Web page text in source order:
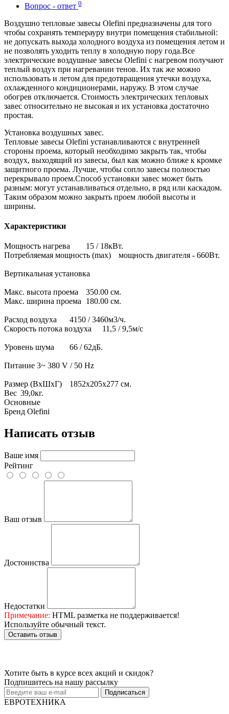
Вопрос - ответ 0
Воздушно тепловые завесы Olefini предназначены для того
чтобы сохранять темперауру внутри помещения стабильной:
не допускать выхода холодного воздуха из помещения летом и
не позволять уходить теплу в холодную пору года.Все
электрические воздушные завесы Olefini с нагревом получают
теплый воздух при нагревании тенов. Их так же можно
использовать и летом для предотвращения утечки воздуха,
охлажденного кондиционерами, наружу. В этом случае
обогрев отключается. Стоимость электрических тепловых
завес относительно не высокая и их установка достаточно
простая.
Установка воздушных завес.
Тепловые завесы Olefini устанавливаются с внутренней
стороны проема, который необходимо закрыть так, чтобы
воздух, выходящий из завесы, был как можно ближе к кромке
защитного проема. Лучше, чтобы сопло завесы полностью
перекрывало проем.Способ установки завес может быть
разным: могут устанавливаться отдельно, в ряд или каскадом.
Таким образом можно закрыть проем любой высоты и
ширины.
Характеристики
Мощность нагрева
15 / 18кВт.
Потребляемая мощность (max)
мощность двигателя - 660Вт.
Вертикальная установка
Макс. высота проема
350.00 см.
Макс. ширина проема
180.00 см.
Расход воздуха
4150 / 3460м3/ч.
Скорость потока воздуха
11,5 / 9,5м/с
Уровень шума 66 / 62дБ.
Питание 3~ 380 V / 50 Hz
Размер (ВхШхГ)
1852х205х277 см.
Вес 39,0кг.
Основные
Бренд Olefini
Написать отзыв
Ваше имя
Рейтинг
Ваш отзыв
Достоинства
Недостатки
Примечание: HTML разметка не поддерживается!
Используйте обычный текст.
Оставить отзыв
Хотите быть в курсе всех акций и скидок?
Подпишитесь на нашу рассылку
Подписаться
ЕВРОТЕХНИКА